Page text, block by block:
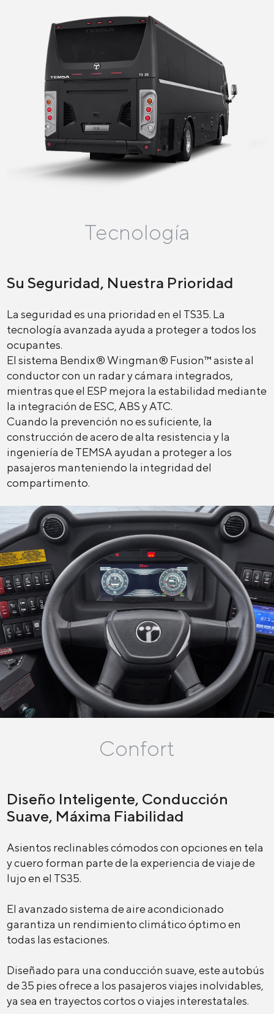
Tecnología
Su Seguridad, Nuestra Prioridad
La seguridad es una prioridad en el TS35. La
tecnología avanzada ayuda a proteger a todos los
ocupantes.
El sistema Bendix® Wingman® Fusion™ asiste al
conductor con un radar y cámara integrados,
mientras que el ESP mejora la estabilidad mediante
la integración de ESC, ABS y ATC.
Cuando la prevención no es suficiente, la
construcción de acero de alta resistencia y la
ingeniería de TEMSA ayudan a proteger a los
pasajeros manteniendo la integridad del
compartimento.
Confort
Diseño Inteligente, Conducción
Suave, Máxima Fiabilidad
Asientos reclinables cómodos con opciones en tela
y cuero forman parte de la experiencia de viaje de
lujo en el TS35.
El avanzado sistema de aire acondicionado
garantiza un rendimiento climático óptimo en
todas las estaciones.
Diseñado para una conducción suave, este autobús
de 35 pies ofrece a los pasajeros viajes inolvidables,
ya sea en trayectos cortos o viajes interestatales.